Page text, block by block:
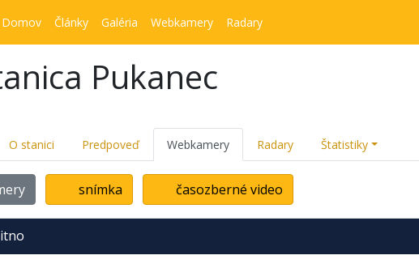
Domov Články Galéria Webkamery Radary
Pukanec
O stanici Predpoveď Webkamery Radary Štatistiky
snímka časozberné video